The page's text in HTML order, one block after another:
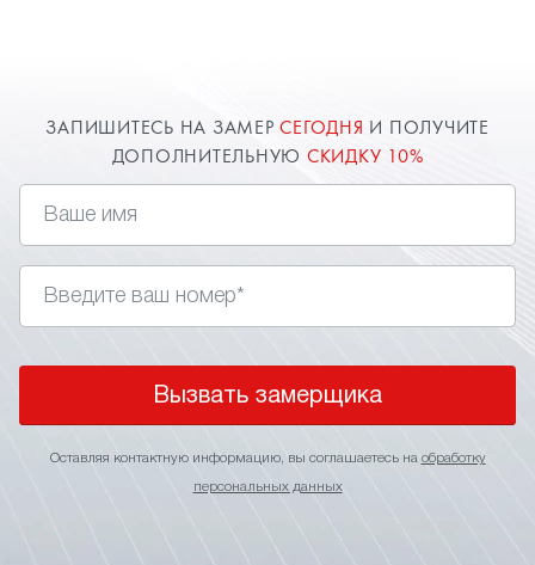
ЗАПИШИТЕСЬ НА ЗАМЕРСЕГОДНЯ И ПОЛУЧИТЕ
ДОПОЛНИТЕЛЬНУЮ СКИДКУ 10%
Вызвать замерщика
Оставляя контактную информацию, вы соглашаетесь на обработку
персональных данных